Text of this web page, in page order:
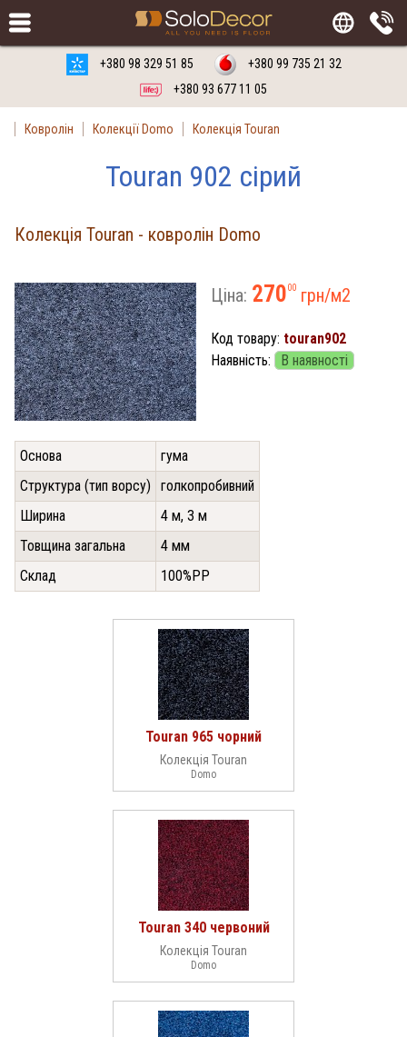
Замовити
Російська мова Українська мова
+380 98 329 51 85
+380 99 735 21 32
+380 93 677 11 05
Ковролін Колекції Domo Колекція Touran
Touran 902 сірий
Колекція Touran - ковролін Domo
Ціна: 27000 грн/м2
Код товару: touran902
Наявність:
В наявності
Основа
гума
Структура (тип ворсy)
голкопробивний
Ширина
4 м, 3 м
Товщина загальна
4 мм
Склад
100%РР
Touran 965 чорний
Колекція Touran
Domo
Touran 340 червоний
Колекція Touran
Domo